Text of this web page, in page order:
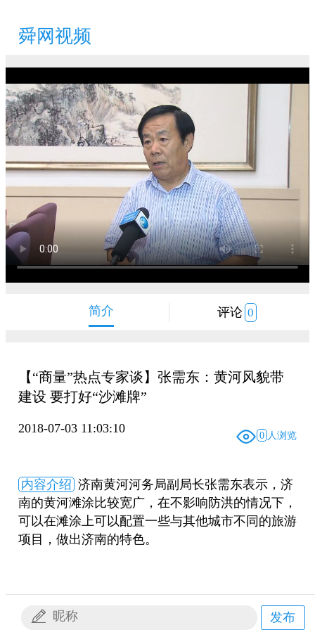
舜网视频
简介 评论 0
【“商量”热点专家谈】张需东：黄河风貌带
建设 要打好“沙滩牌”
0 人浏览
2018-07-03 11:03:10
内容介绍 济南黄河河务局副局长张需东表示，济
南的黄河滩涂比较宽广，在不影响防洪的情况下，
可以在滩涂上可以配置一些与其他城市不同的旅游
项目，做出济南的特色。
发布